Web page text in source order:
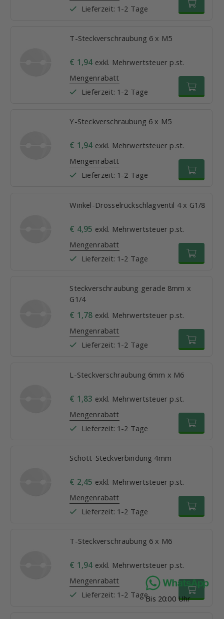
Lieferzeit: 1-2 Tage
T-Steckverschraubung 6 x M5
€ 1,94 exkl. Mehrwertsteuer p.st.
Mengenrabatt
Lieferzeit: 1-2 Tage
Y-Steckverschraubung 6 x M5
€ 1,94 exkl. Mehrwertsteuer p.st.
Mengenrabatt
Lieferzeit: 1-2 Tage
Winkel-Drosselrückschlagventil 4 x G1/8
€ 4,95 exkl. Mehrwertsteuer p.st.
Mengenrabatt
Lieferzeit: 1-2 Tage
Steckverschraubung gerade 8mm x
G1/4
€ 1,78 exkl. Mehrwertsteuer p.st.
Mengenrabatt
Lieferzeit: 1-2 Tage
L-Steckverschraubung 6mm x M6
€ 1,83 exkl. Mehrwertsteuer p.st.
Mengenrabatt
Lieferzeit: 1-2 Tage
Schott-Steckverbindung 4mm
€ 2,45 exkl. Mehrwertsteuer p.st.
Mengenrabatt
Lieferzeit: 1-2 Tage
T-Steckverschraubung 6 x M6
€ 1,94 exkl. Mehrwertsteuer p.st.
Mengenrabatt
Lieferzeit: 1-2 TageBis 20:00 Uhr